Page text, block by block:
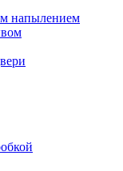
напылением